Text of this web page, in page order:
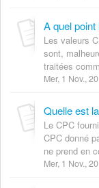
A quel
Les valeurs
sont,
traitées
Mer, 1 Nov.,
Le CPC
CPC donné
ne prend en
Mer, 1 Nov.,